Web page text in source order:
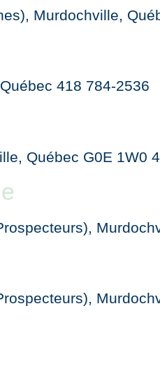
Murdochville,
418 784-2536
Québec G0E 1W0